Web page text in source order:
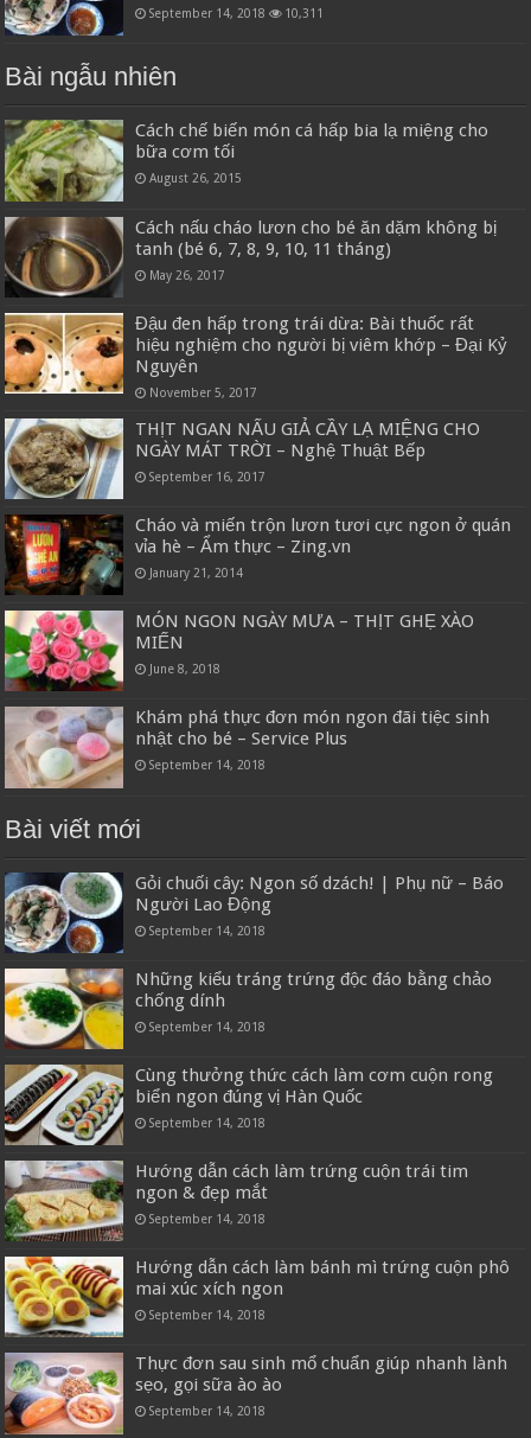
September 14, 2018 10,311
Bài ngẫu nhiên
Cách chế biến món cá hấp bia lạ miệng cho
bữa cơm tối
August 26, 2015
Cách nấu cháo lươn cho bé ăn dặm không bị
tanh (bé 6, 7, 8, 9, 10, 11 tháng)
May 26, 2017
Đậu đen hấp trong trái dừa: Bài thuốc rất
hiệu nghiệm cho người bị viêm khớp – Đại Kỷ
Nguyên
November 5, 2017
THỊT NGAN NẤU GIẢ CẦY LẠ MIỆNG CHO
NGÀY MÁT TRỜI – Nghệ Thuật Bếp
September 16, 2017
Cháo và miến trộn lươn tươi cực ngon ở quán
vỉa hè – Ẩm thực – Zing.vn
January 21, 2014
MÓN NGON NGÀY MƯA – THỊT GHẸ XÀO
MIẾN
June 8, 2018
Khám phá thực đơn món ngon đãi tiệc sinh
nhật cho bé – Service Plus
September 14, 2018
Bài viết mới
Gỏi chuối cây: Ngon số dzách! | Phụ nữ – Báo
Người Lao Động
September 14, 2018
Những kiểu tráng trứng độc đáo bằng chảo
chống dính
September 14, 2018
Cùng thưởng thức cách làm cơm cuộn rong
biển ngon đúng vị Hàn Quốc
September 14, 2018
Hướng dẫn cách làm trứng cuộn trái tim
ngon & đẹp mắt
September 14, 2018
Hướng dẫn cách làm bánh mì trứng cuộn phô
mai xúc xích ngon
September 14, 2018
Thực đơn sau sinh mổ chuẩn giúp nhanh lành
sẹo, gọi sữa ào ào
September 14, 2018